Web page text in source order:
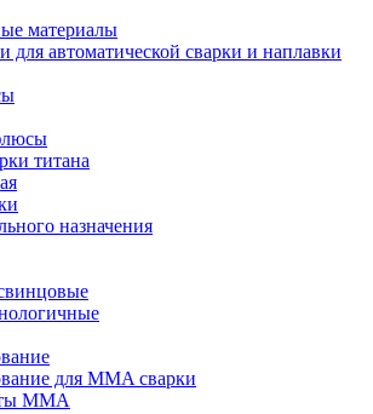
материалы
автоматической сварки и наплавки
титана
назначения
для MMA сварки
MMA